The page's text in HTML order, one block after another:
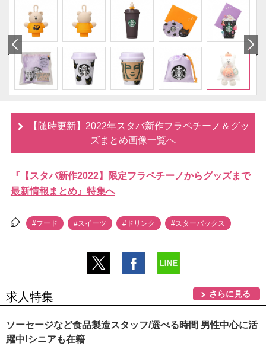
【随時更新】2022年スタバ新作フラペチーノ＆グッ
ズまとめ画像一覧へ
『【スタバ新作2022】限定フラペチーノからグッズまで
最新情報まとめ』特集へ
#フード #スイーツ #ドリンク #スターバックス
求人特集 さらに見る
ソーセージなど食品製造スタッフ/選べる時間 男性中心に活
躍中!シニアも在籍